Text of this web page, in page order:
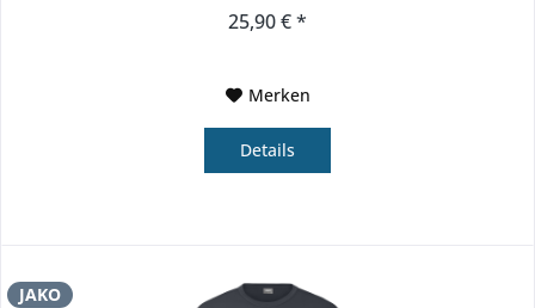
25,90 € *
Merken
Details
JAKO